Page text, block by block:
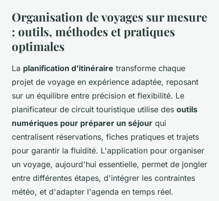
Organisation de voyages sur mesure
: outils, méthodes et pratiques
optimales
La planification d'itinéraire transforme chaque
projet de voyage en expérience adaptée, reposant
sur un équilibre entre précision et flexibilité. Le
planificateur de circuit touristique utilise des outils
numériques pour préparer un séjour qui
centralisent réservations, fiches pratiques et trajets
pour garantir la fluidité. L'application pour organiser
un voyage, aujourd'hui essentielle, permet de jongler
entre différentes étapes, d'intégrer les contraintes
météo, et d'adapter l'agenda en temps réel.